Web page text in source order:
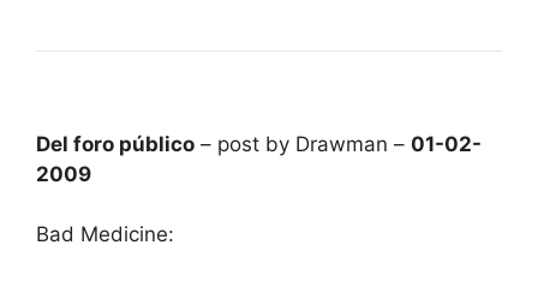
Del foro público – post by Drawman – 01-02-
2009
Bad Medicine: